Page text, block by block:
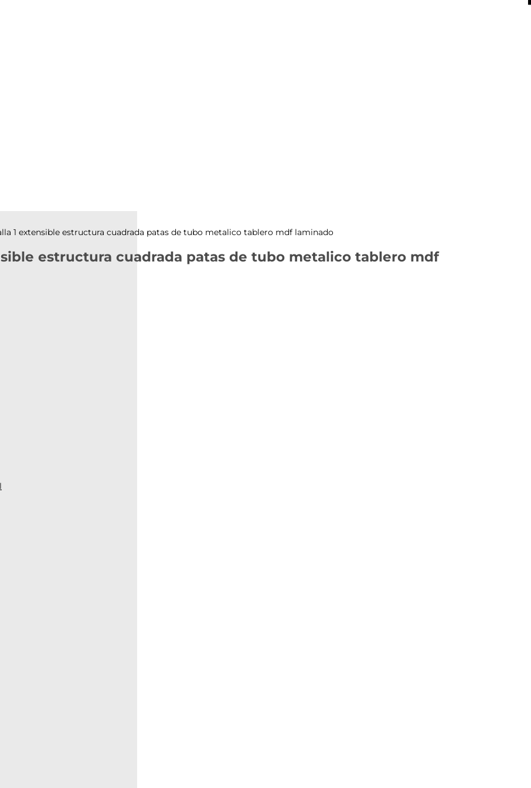
1 extensible estructura cuadrada patas de tubo metalico tablero mdf laminado
estructura cuadrada patas de tubo metalico tablero mdf